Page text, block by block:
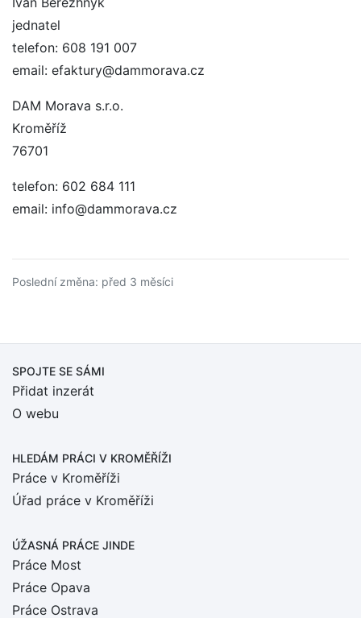
jednatel
telefon: 608 191 007
email: efaktury@dammorava.cz
DAM Morava s.r.o.
Kroměříž
76701
telefon: 602 684 111
email: info@dammorava.cz
Poslední změna: před 3 měsíci
SPOJTE SE SÁMI
Přidat inzerát
O webu
HLEDÁM PRÁCI V KROMĚŘÍŽI
Práce v Kroměříži
Úřad práce v Kroměříži
ÚŽASNÁ PRÁCE JINDE
Práce Most
Práce Opava
Práce Ostrava